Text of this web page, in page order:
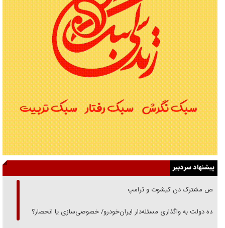
پیشنهاد سردبیر
رقص مشترک دن کیشوت و ترامپ
دنده دولت به واگذاری مسئله‌دار ایران‌خودرو/ خصوصی‌سازی یا انحصار؟